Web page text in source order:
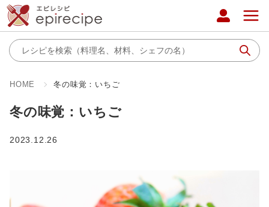
HOME 冬の味覚：いちご
冬の味覚：いちご
2023.12.26